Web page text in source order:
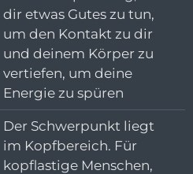
dir etwas Gutes zu tun,
um den Kontakt zu dir
und deinem Körper zu
vertiefen, um deine
Energie zu spüren
Der Schwerpunkt liegt
im Kopfbereich. Für
kopflastige Menschen,